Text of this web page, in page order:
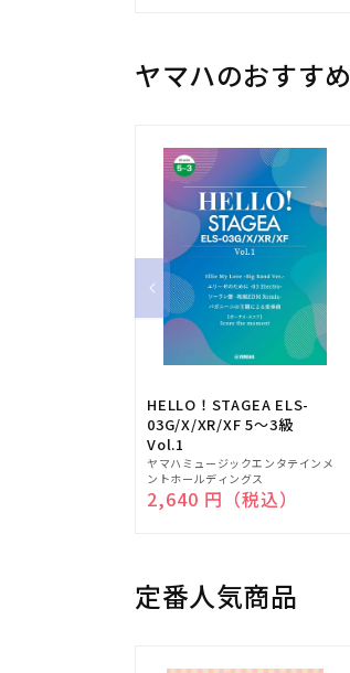
ヤマハのおすすめ
HELLO！STAGEA ELS-
03G/X/XR/XF 5～3級
Vol.1
販
売
元:
ヤマハミュージックエンタテインメ
ントホールディングス
通常価格
2,640 円（税込）
定番人気商品